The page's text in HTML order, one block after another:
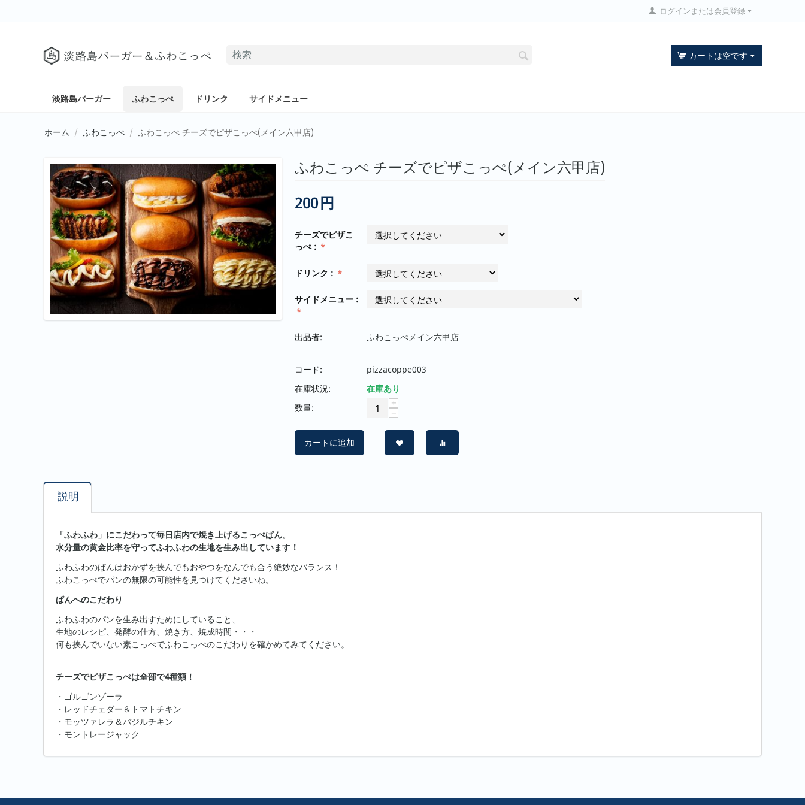
ログインまたは会員登録
カートは空です
淡路島バーガー ふわこっぺ ドリンク サイドメニュー
ホーム / ふわこっぺ / ふわこっぺ チーズでピザこっぺ(メイン六甲店)
ふわこっぺ チーズでピザこっぺ(メイン六甲店)
200円
チーズでピザこ
っぺ :
ドリンク :
サイドメニュー :
出品者: ふわこっぺメイン六甲店
コード:
pizzacoppe003
在庫状況:
在庫あり
数量:
+
−
カートに追加
説明
「ふわふわ」にこだわって毎日店内で焼き上げるこっぺぱん。
水分量の黄金比率を守ってふわふわの生地を生み出しています！
ふわふわのぱんはおかずを挟んでもおやつをなんでも合う絶妙なバランス！
ふわこっぺでパンの無限の可能性を見つけてくださいね。
ぱんへのこだわり
ふわふわのパンを生み出すためにしていること、
生地のレシピ、発酵の仕方、焼き方、焼成時間・・・
何も挟んでいない素こっぺでふわこっぺのこだわりを確かめてみてください。
チーズでピザこっぺは全部で4種類！
・ゴルゴンゾーラ
・レッドチェダー＆トマトチキン
・モッツァレラ＆バジルチキン
・モントレージャック